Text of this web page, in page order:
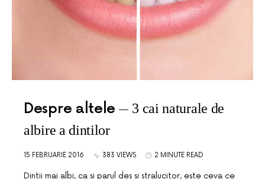
Despre altele
3 cai naturale de
albire a dintilor
15 FEBRUARIE 2016 383 VIEWS 2 MINUTE READ
Dintii mai albi, ca si parul des si stralucitor, este ceva ce